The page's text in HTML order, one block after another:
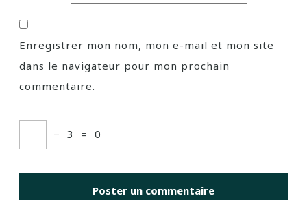
Enregistrer mon nom, mon e-mail et mon site
dans le navigateur pour mon prochain
commentaire.
− 3 = 0